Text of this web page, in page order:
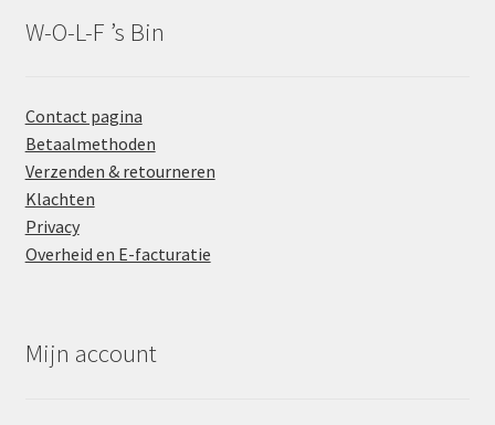
W-O-L-F ’s Bin
Contact pagina
Betaalmethoden
Verzenden & retourneren
Klachten
Privacy
Overheid en E-facturatie
Mijn account